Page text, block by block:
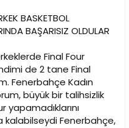
BASKETBOL
BAŞARISIZ OLDULAR
Final Four
de 2 tane Final
Fenerbahçe Kadın
büyük bir talihsizlik
yapamadıklarını
kalabilseydi Fenerbahçe,